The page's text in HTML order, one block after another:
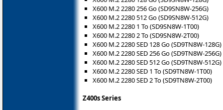
X600 M.2 2280 256 Go (SD9SN8W-256G)
X600 M.2 2280 512 Go (SD9SN8W-512G)
X600 M.2 2280 1 To (SD9SN8W-1T00)
X600 M.2 2280 2 To (SD9SN8W-2T00)
X600 M.2 2280 SED 128 Go (SD9TN8W-128G)
X600 M.2 2280 SED 256 Go (SD9TN8W-256G)
X600 M.2 2280 SED 512 Go (SD9TN8W-512G)
X600 M.2 2280 SED 1 To (SD9TN8W-1T00)
X600 M.2 2280 SED 2 To (SD9TN8W-2T00)
Z400s Series